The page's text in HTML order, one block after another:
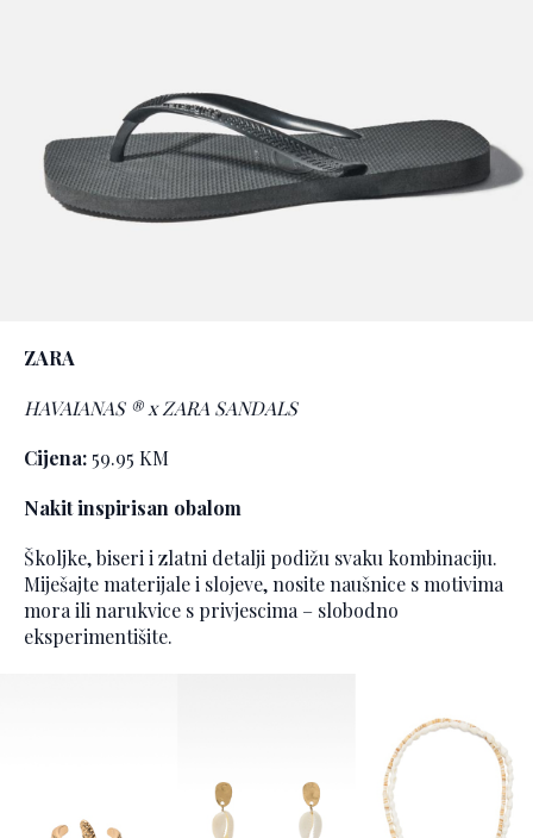
ZARA
HAVAIANAS ® x ZARA SANDALS
Cijena: 59.95 KM
Nakit inspirisan obalom
Školjke, biseri i zlatni detalji podižu svaku kombinaciju.
Miješajte materijale i slojeve, nosite naušnice s motivima
mora ili narukvice s privjescima – slobodno
eksperimentišite.